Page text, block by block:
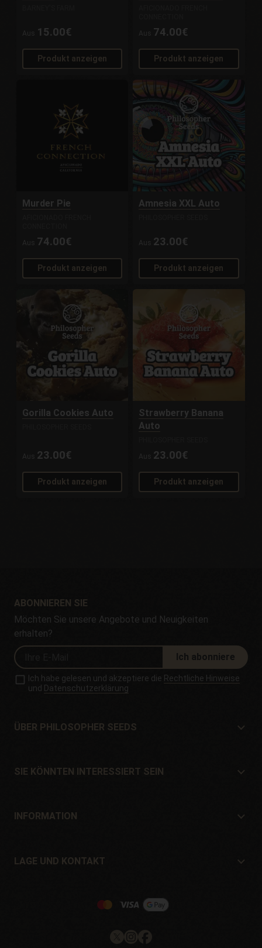
Aus 15.00€
Produkt anzeigen
Aus 74.00€
Produkt anzeigen
Murder Pie
Aus 74.00€
Produkt anzeigen
Amnesia XXL Auto
Aus 23.00€
Produkt anzeigen
Gorilla Cookies Auto
Aus 23.00€
Produkt anzeigen
Strawberry Banana
Auto
Aus 23.00€
Produkt anzeigen
ABONNIEREN SIE
Möchten Sie unsere Angebote und Neuigkeiten
erhalten?
Ich abonniere
Ich habe gelesen und akzeptiere die Rechtliche Hinweise
und Datenschutzerklärung
ÜBER PHILOSOPHER SEEDS
Lage und Kontakt
SIE KÖNNTEN INTERESSIERT SEIN
Angebote
INFORMATION
Garantien und Rücksendungen
LAGE UND KONTAKT
Pol. Industrial Pont del Príncep
Email: info@philosopherseeds.com